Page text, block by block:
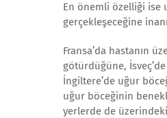
En önemli özelliği ise
gerçekleşeceğine
Fransa’da hastanın
götürdüğüne,
İngiltere’de uğur
uğur böceğinin
yerlerde de üzerindeki